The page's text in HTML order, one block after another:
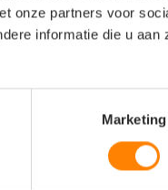
onze partners voor
informatie die u aan
Marketing